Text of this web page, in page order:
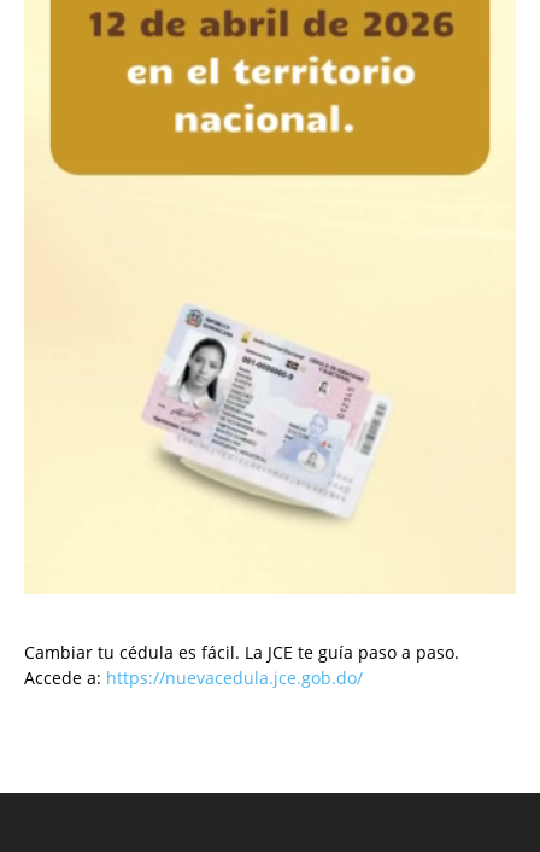
Cambiar tu cédula es fácil. La JCE te guía paso a paso.
Accede a: https://nuevacedula.jce.gob.do/